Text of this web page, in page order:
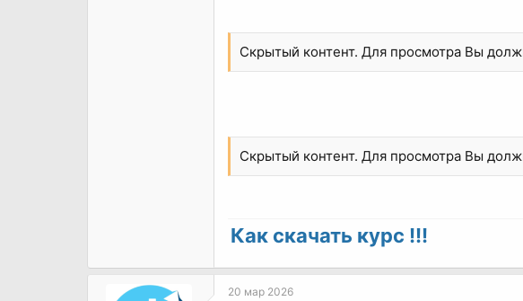
Скрытый контент. Для просмотра Вы
Скрытый контент. Для просмотра Вы
Как скачать курс !!!
20 мар 2026